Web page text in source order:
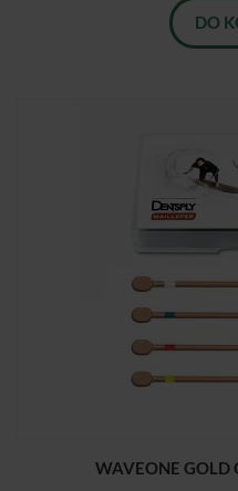
DO
WAVEONE GOLD